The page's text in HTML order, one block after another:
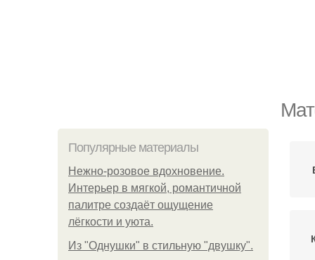
Популярные материалы
Нежно-розовое вдохновение.
Интерьер в мягкой, романтичной
палитре создаёт ощущение
лёгкости и уюта.
Из "Однушки" в стильную "двушку".